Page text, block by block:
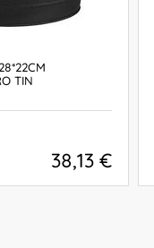
TIN
38,13 €